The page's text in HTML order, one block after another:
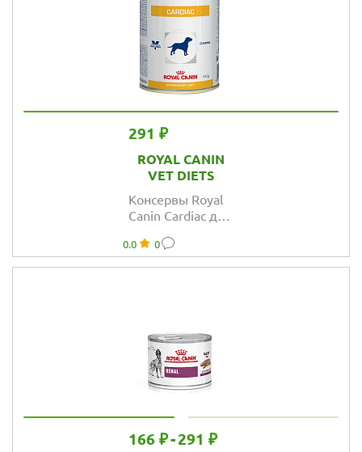
291 ₽
ROYAL CANIN
VET DIETS
Консервы Royal
Canin Cardiac для
сердечной
недостаточности
0.0 0
166 ₽- 291 ₽